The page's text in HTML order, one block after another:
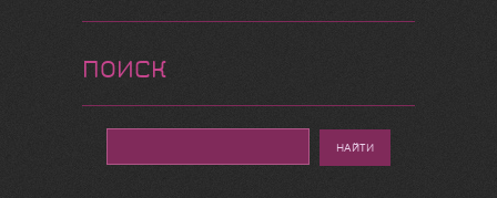
ПОИСК